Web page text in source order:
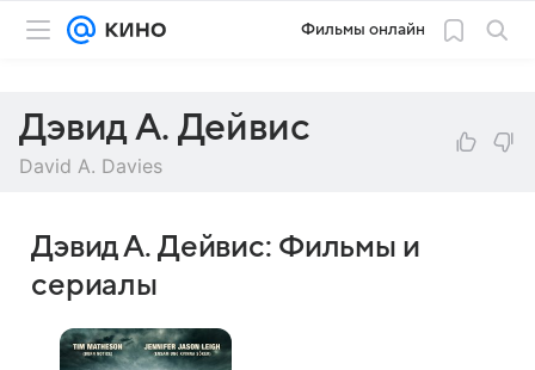
Фильмы онлайн
Дэвид А. Дейвис
David A. Davies
Дэвид А. Дейвис: Фильмы и
сериалы